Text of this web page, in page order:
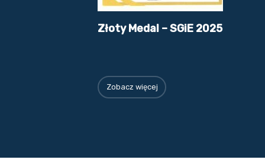
Złoty Medal – SGiE 2025
Zobacz więcej